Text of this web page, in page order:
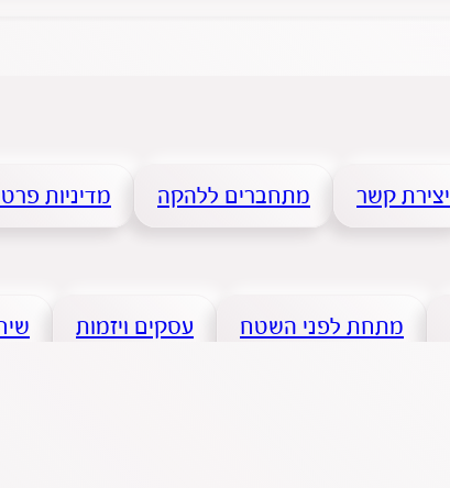
יצירת קשר מתחברים ללהקה מדיניות
מתחת לפני השטח עסקים ויזמות